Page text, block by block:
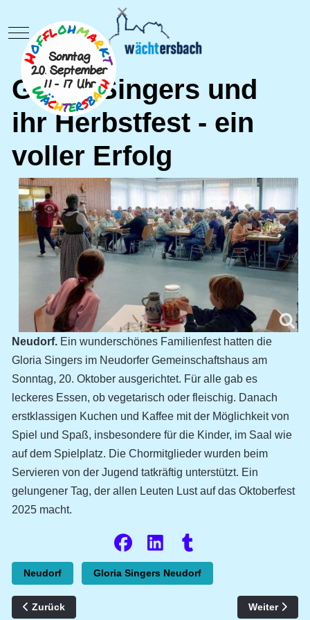
Mobile Menu Toggle
Gloria Singers und
ihr Herbstfest - ein
voller Erfolg
Neudorf. Ein wunderschönes Familienfest hatten die
Gloria Singers im Neudorfer Gemeinschaftshaus am
Sonntag, 20. Oktober ausgerichtet. Für alle gab es
leckeres Essen, ob vegetarisch oder fleischig. Danach
erstklassigen Kuchen und Kaffee mit der Möglichkeit von
Spiel und Spaß, insbesondere für die Kinder, im Saal wie
auf dem Spielplatz. Die Chormitglieder wurden beim
Servieren von der Jugend tatkräftig unterstützt. Ein
gelungener Tag, der allen Leuten Lust auf das Oktoberfest
2025 macht.
Neudorf Gloria Singers Neudorf
Vorheriger Beitrag: Großer Andrang und perfektes Wetter:
Zurück Nächster
Weiter
×